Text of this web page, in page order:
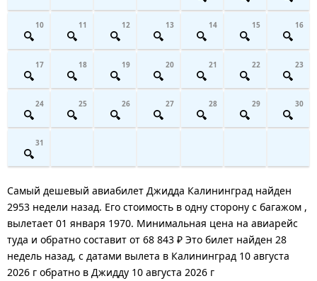
10 11 12 13 14 15 16
17 18 19 20 21 22 23
24 25 26 27 28 29 30
31
Самый дешевый авиабилет Джидда Калининград найден
2953 недели назад. Его стоимость в одну сторону с багажом ,
вылетает 01 января 1970. Минимальная цена на авиарейс
туда и обратно составит от 68 843 ₽ Это билет найден 28
недель назад, с датами вылета в Калининград 10 августа
2026 г обратно в Джидду 10 августа 2026 г